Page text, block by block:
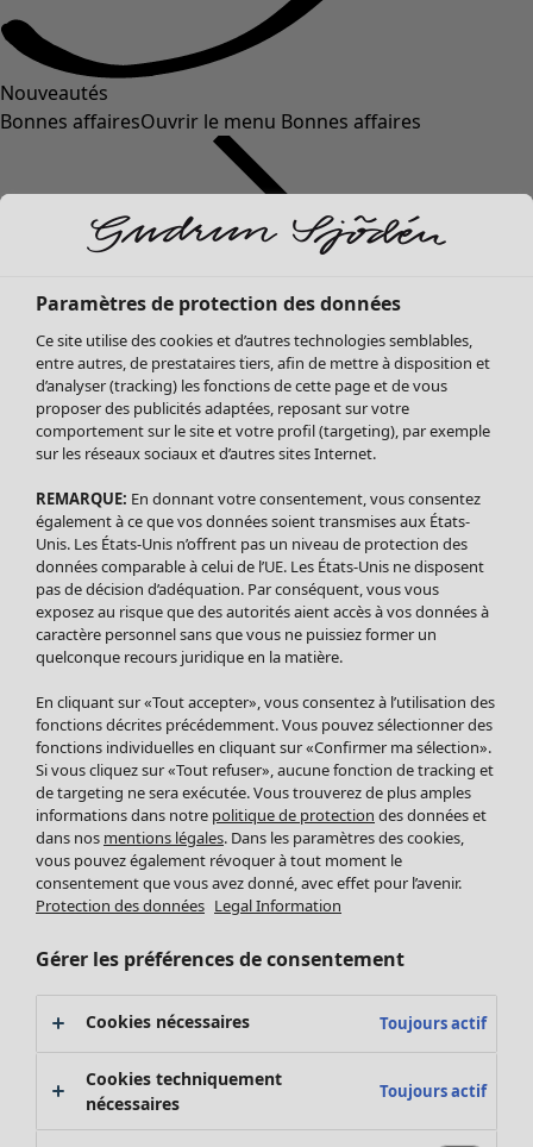
Nouveautés
Bonnes affairesOuvrir le menu Bonnes affaires
Soldes Vêtements
Tous les vêtements
Robes
Tuniques
Blouses
Tops
Gilets
Pantalon
Jupes
Leggings et collants
Accessoires
Chaussures
Vêtements de bain
Basics
Soldes Mobilier
Bonnes affaires déco
Décoration
Textiles
Tapis
Éponge
Paramètres de protection des données
Ce site utilise des cookies et d’autres technologies semblables,
entre autres, de prestataires tiers, afin de mettre à disposition et
d’analyser (tracking) les fonctions de cette page et de vous
proposer des publicités adaptées, reposant sur votre
comportement sur le site et votre profil (targeting), par exemple
sur les réseaux sociaux et d’autres sites Internet.
REMARQUE: En donnant votre consentement, vous consentez
également à ce que vos données soient transmises aux États-
Unis. Les États-Unis n’offrent pas un niveau de protection des
données comparable à celui de l’UE. Les États-Unis ne disposent
pas de décision d’adéquation. Par conséquent, vous vous
exposez au risque que des autorités aient accès à vos données à
caractère personnel sans que vous ne puissiez former un
quelconque recours juridique en la matière.
En cliquant sur «Tout accepter», vous consentez à l’utilisation des
fonctions décrites précédemment. Vous pouvez sélectionner des
fonctions individuelles en cliquant sur «Confirmer ma sélection».
Si vous cliquez sur «Tout refuser», aucune fonction de tracking et
de targeting ne sera exécutée. Vous trouverez de plus amples
informations dans notre politique de protection des données et
dans nos mentions légales. Dans les paramètres des cookies,
vous pouvez également révoquer à tout moment le
consentement que vous avez donné, avec effet pour l’avenir.
Protection des données Legal Information
Gérer les préférences de consentement
Cookies nécessaires Toujours actif
Cookies techniquement
nécessaires
Toujours actif